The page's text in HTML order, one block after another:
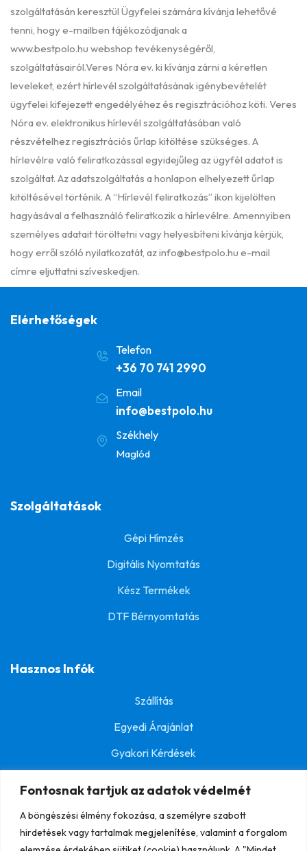
Fontosnak tartjuk az adatok védelmét
A böngészési élmény fokozása, a személyre szabott
hirdetések vagy tartalmak megjelenítése, valamint a forgalom
szolgáltatásán keresztül Ügyfelei számára kívánja lehetővé
tenni, hogy e-mailben tájékozódjanak a
www.bestpolo.hu webshop tevékenységéről,
szolgáltatásairól.Veres Nóra ev. ki kívánja zárni a kéretlen
leveleket, ezért hírlevél szolgáltatásának igénybevételét
ügyfelei kifejezett engedélyéhez és regisztrációhoz köti. Veres
Nóra ev. elektronikus hírlevél szolgáltatásában való
részvételhez regisztrációs űrlap kitöltése szükséges. A
hírlevélre való feliratkozással egyidejűleg az ügyfél adatot is
szolgáltat. Az adatszolgáltatás a honlapon elhelyezett űrlap
kitöltésével történik. A “Hírlevél feliratkozás” ikon kijelölten
hagyásával a felhasználó feliratkozik a hírlevélre. Amennyiben
személyes adatait töröltetni vagy helyesbíteni kívánja kérjük,
hogy erről szóló nyilatkozatát, azinfo@bestpolo.hu e-mail
címre eljuttatni szíveskedjen.
Elérhetőségek
Telefon
+36 70 741 2990
Email
info@bestpolo.hu
Székhely
Maglód
Szolgáltatások
Gépi Hímzés
Digitális Nyomtatás
Kész Termékek
DTF Bérnyomtatás
Hasznos Infók
Szállítás
Egyedi Árajánlat
Gyakori Kérdések
© BestPolo.hu ÁSZF
Mérettáblázat
Vásárlási Tájékoztató
Adatkezelési Tájékoztató